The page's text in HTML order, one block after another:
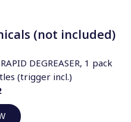
(not included)
DEGREASER, 1 pack
(trigger incl.)